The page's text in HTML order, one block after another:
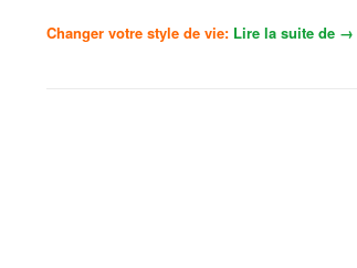
Changer votre style de vie: Lire la suite de «
→